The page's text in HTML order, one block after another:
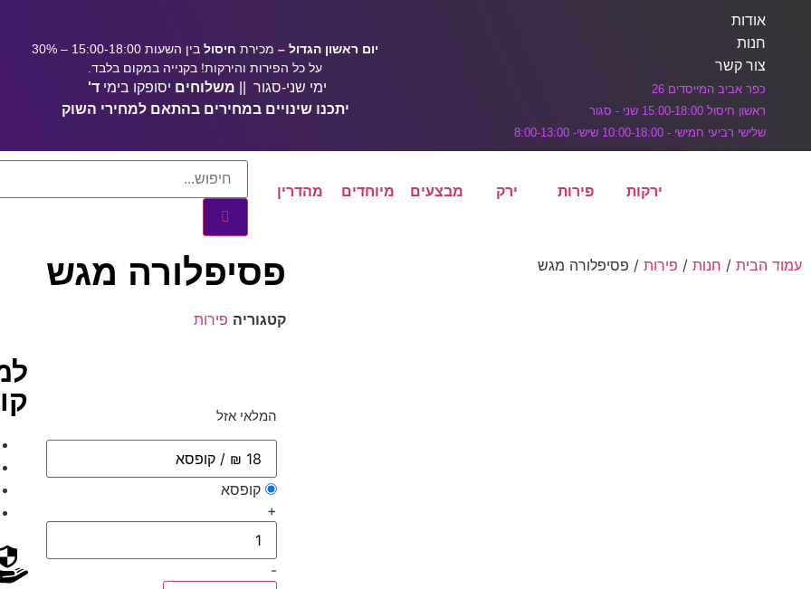
אודות
חנות
צור קשר
כפר אביב המייסדים 26
ראשון חיסול 15:00-18:00 שני - סגור
שלישי רביעי חמישי - 10:00-18:00 שישי- 8:00-13:00
יום ראשון הגדול –מכירת חיסול
בין השעות 15:00-18:00 – 30%
על כל הפירות והירקות! בקנייה במקום בלבד.
ימי שני-סגור || משלוחים יסופקו בימיד'
יתכנו שינויים במחירים בהתאם למחירי השוק
ירקות פירות ירק מבצעים מיוחדים מהדרין
עמוד הבית / חנות / פירות / פסיפלורה מגש פסיפלורה מגש
קטגוריה פירות
המלאי אזל
קופסא
+
-